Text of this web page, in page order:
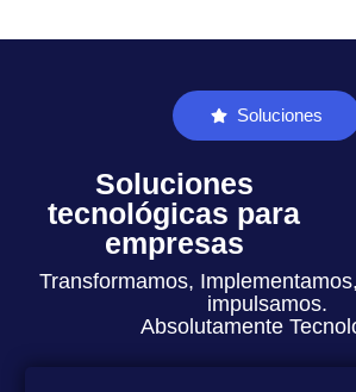
Soluciones
Soluciones
tecnológicas para
empresas
Transformamos,
impulsamos.
Absolutamente